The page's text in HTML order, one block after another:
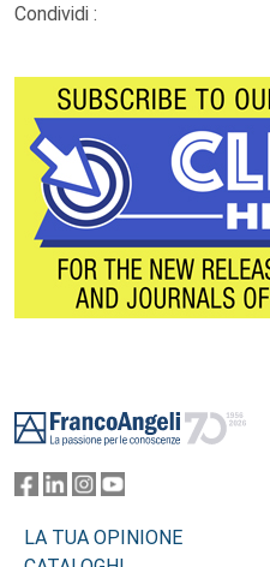
Condividi :
LA TUA OPINIONE